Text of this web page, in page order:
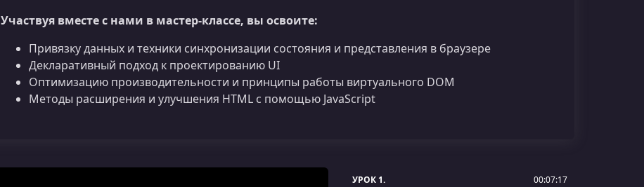
Участвуя вместе с нами в мастер‑классе, вы освоите:
Привязку данных и техники синхронизации состояния и представления в браузере
Декларативный подход к проектированию UI
Оптимизацию производительности и принципы работы виртуального DOM
Методы расширения и улучшения HTML с помощью JavaScript
УРОК 1. 00:07:17